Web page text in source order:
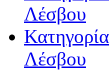
Λέσβου
Λέσβου